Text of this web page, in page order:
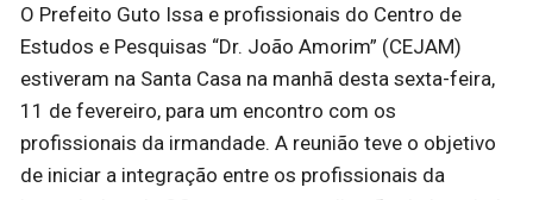
O Prefeito Guto Issa e profissionais do Centro de
Estudos e Pesquisas “Dr. João Amorim” (CEJAM)
estiveram na Santa Casa na manhã desta sexta-feira,
11 de fevereiro, para um encontro com os
profissionais da irmandade. A reunião teve o objetivo
de iniciar a integração entre os profissionais da